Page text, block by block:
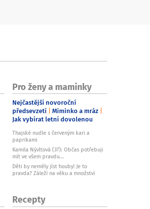
Pro ženy a maminky
Nejčastější novoroční
předsevzetí Miminko a mráz
Jak vybírat letní dovolenou
Thajské nudle s červeným kari a
paprikami
Kamila Nývltová (37): Občas potřebuji
mít ve všem pravdu...
Děti by neměly jíst houby! Je to
pravda? Záleží na věku a množství
Recepty